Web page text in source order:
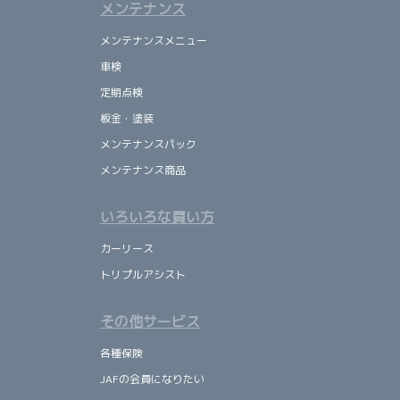
メンテナンス
メンテナンスメニュー
車検
定期点検
板金・塗装
メンテナンスパック
メンテナンス商品
いろいろな買い方
カーリース
トリプルアシスト
その他サービス
各種保険
JAFの会員になりたい